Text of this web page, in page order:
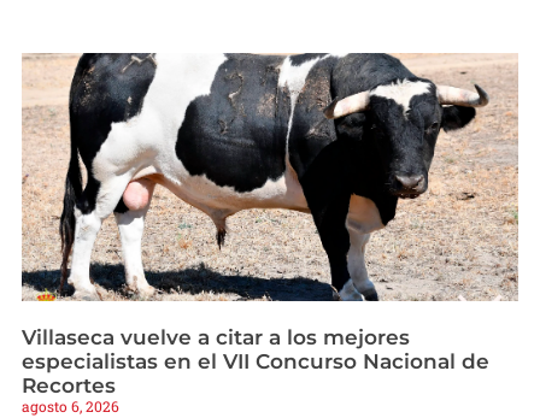
Villaseca vuelve a citar a los mejores
especialistas en el VII Concurso Nacional de
Recortes
agosto 6, 2026